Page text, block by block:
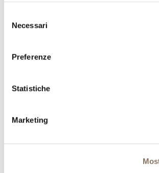
delNecessari
Preferenze
Statistiche
Marketing